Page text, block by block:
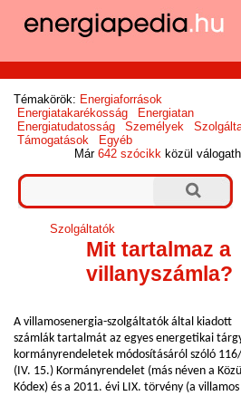
Témakörök: Energiaforrások
Energiatakarékosság
Energiatan
Energiatudatosság
Személyek
Támogatások
Egyéb
Már642 szócikk közül
Szolgáltatók
Mit tartalmaz a
villanyszámla?
A villamosenergia-szolgáltatók által kiadott
számlák tartalmát az egyes energetikai
kormányrendeletek módosításáról szóló
(IV. 15.) Kormányrendelet (más néven a
Kódex) és a 2011. évi LIX. törvény (a villamos